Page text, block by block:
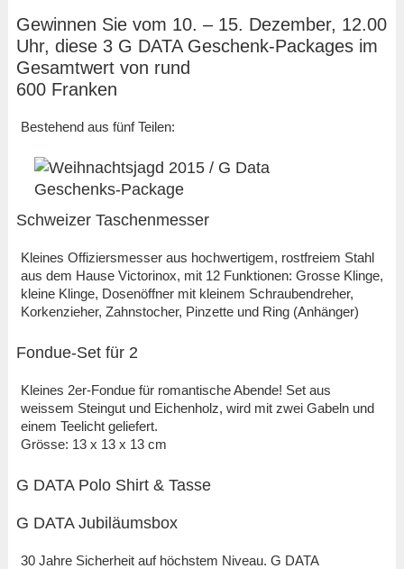
Gewinnen Sie vom 10. – 15. Dezember, 12.00
Uhr, diese 3 G DATA Geschenk-Packages im
Gesamtwert von rund
600 Franken
Bestehend aus fünf Teilen:
Schweizer Taschenmesser
Kleines Offiziersmesser aus hochwertigem, rostfreiem Stahl
aus dem Hause Victorinox, mit 12 Funktionen: Grosse Klinge,
kleine Klinge, Dosenöffner mit kleinem Schraubendreher,
Korkenzieher, Zahnstocher, Pinzette und Ring (Anhänger)
Fondue-Set für 2
Kleines 2er-Fondue für romantische Abende! Set aus
weissem Steingut und Eichenholz, wird mit zwei Gabeln und
einem Teelicht geliefert.
Grösse: 13 x 13 x 13 cm
G DATA Polo Shirt & Tasse
G DATA Jubiläumsbox
30 Jahre Sicherheit auf höchstem Niveau. G DATA